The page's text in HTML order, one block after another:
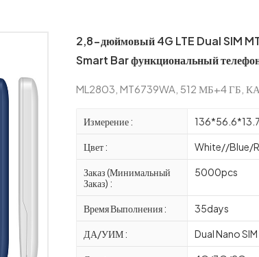
2,8-дюймовый 4G LTE Dual SIM
Smart Bar функциональный
ML2803, MT6739WA, 512 МБ+4 ГБ,
Измерение :
Цвет : White//Blue/
Заказ (Минимальный
Заказ) :
5000pcs
Время Выполнения : 35days
ДА/УИМ : Dual Nano SIM